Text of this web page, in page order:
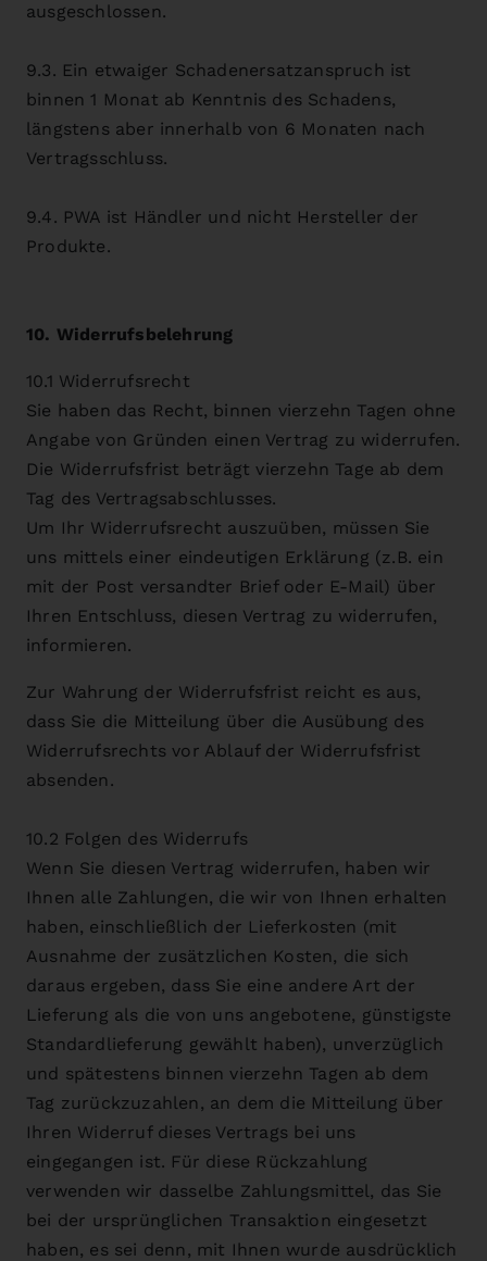
ausgeschlossen.
9.3. Ein etwaiger Schadenersatzanspruch ist
binnen 1 Monat ab Kenntnis des Schadens,
längstens aber innerhalb von 6 Monaten nach
Vertragsschluss.
9.4. PWA ist Händler und nicht Hersteller der
Produkte.
10. Widerrufsbelehrung
10.1 Widerrufsrecht
Sie haben das Recht, binnen vierzehn Tagen ohne
Angabe von Gründen einen Vertrag zu widerrufen.
Die Widerrufsfrist beträgt vierzehn Tage ab dem
Tag des Vertragsabschlusses.
Um Ihr Widerrufsrecht auszuüben, müssen Sie
uns mittels einer eindeutigen Erklärung (z.B. ein
mit der Post versandter Brief oder E-Mail) über
Ihren Entschluss, diesen Vertrag zu widerrufen,
informieren.
Zur Wahrung der Widerrufsfrist reicht es aus,
dass Sie die Mitteilung über die Ausübung des
Widerrufsrechts vor Ablauf der Widerrufsfrist
absenden.
10.2 Folgen des Widerrufs
Wenn Sie diesen Vertrag widerrufen, haben wir
Ihnen alle Zahlungen, die wir von Ihnen erhalten
haben, einschließlich der Lieferkosten (mit
Ausnahme der zusätzlichen Kosten, die sich
daraus ergeben, dass Sie eine andere Art der
Lieferung als die von uns angebotene, günstigste
Standardlieferung gewählt haben), unverzüglich
und spätestens binnen vierzehn Tagen ab dem
Tag zurückzuzahlen, an dem die Mitteilung über
Ihren Widerruf dieses Vertrags bei uns
eingegangen ist. Für diese Rückzahlung
verwenden wir dasselbe Zahlungsmittel, das Sie
bei der ursprünglichen Transaktion eingesetzt
haben, es sei denn, mit Ihnen wurde ausdrücklich